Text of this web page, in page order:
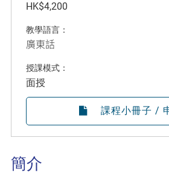
簡介
HK$4,200
教學語言：
廣東話
授課模式：
面授
課程小冊子 /